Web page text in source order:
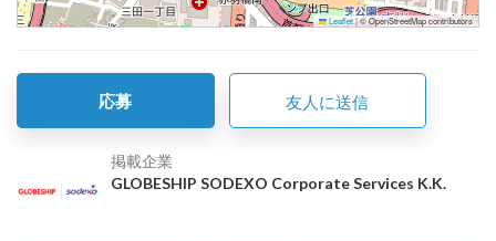
Leaflet|© OpenStreetMap contributors
応募 友人に送信
掲載企業
GLOBESHIP SODEXO Corporate Services K.K.